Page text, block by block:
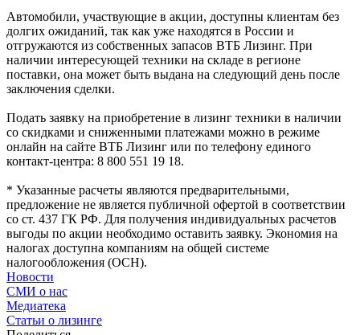
Автомобили, участвующие в акции, доступны клиентам без
долгих ожиданий, так как уже находятся в России и
отгружаются из собственных запасов ВТБ Лизинг. При
наличии интересующей техники на складе в регионе
поставки, она может быть выдана на следующий день после
заключения сделки.
Подать заявку на приобретение в лизинг техники в наличии
со скидками и сниженными платежами можно в режиме
онлайн на сайте ВТБ Лизинг или по телефону единого
контакт-центра: 8 800 551 19 18.
* Указанные расчеты являются предварительными,
предложение не является публичной офертой в соответствии
со ст. 437 ГК РФ. Для получения индивидуальных расчетов
выгоды по акции необходимо оставить заявку. Экономия на
налогах доступна компаниям на общей системе
налогообложения (ОСН).
Новости
СМИ о нас
Медиатека
Статьи о лизинге